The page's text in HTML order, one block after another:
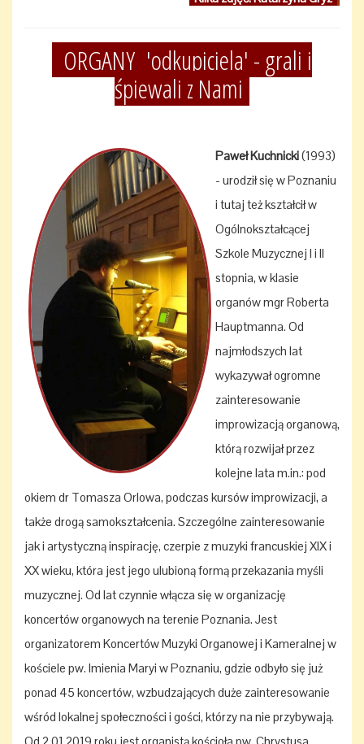
ORGANY 'odkupiciela' - grali i
śpiewali z Nami
Paweł Kuchnicki(1993)
- urodził się w Poznaniu
i tutaj też kształcił w
Ogólnokształcącej
Szkole Muzycznej I i II
stopnia, w klasie
organów mgr Roberta
Hauptmanna. Od
najmłodszych lat
wykazywał ogromne
zainteresowanie
improwizacją organową,
którą rozwijał przez
kolejne lata m.in.: pod
okiem dr Tomasza Orlowa, podczas kursów improwizacji, a
także drogą samokształcenia. Szczególne zainteresowanie
jak i artystyczną inspirację, czerpie z muzyki francuskiej XIX i
XX wieku, która jest jego ulubioną formą przekazania myśli
muzycznej. Od lat czynnie włącza się w organizację
koncertów organowych na terenie Poznania. Jest
organizatorem Koncertów Muzyki Organowej i Kameralnej w
kościele pw. Imienia Maryi w Poznaniu, gdzie odbyło się już
ponad 45 koncertów, wzbudzających duże zainteresowanie
wśród lokalnej społeczności i gości, którzy na nie przybywają.
Od 2.01.2019 roku jest organistą kościoła pw. Chrystusa